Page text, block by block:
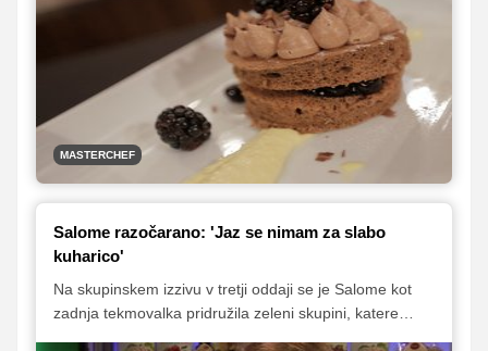
Sodnike je najbolj navdušila sladica modre skupine, ki
si je na izzivu tudi prikuhala zmago.
MASTERCHEF
Salome razočarano: 'Jaz se nimam za slabo
kuharico'
Na skupinskem izzivu v tretji oddaji se je Salome kot
zadnja tekmovalka pridružila zeleni skupini, katere